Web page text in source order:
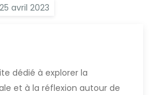
dédié à explorer la
et à la réflexion autour de